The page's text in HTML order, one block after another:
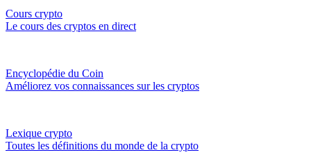
Cours crypto
Le cours des cryptos en direct
Encyclopédie du Coin
Améliorez vos connaissances sur les cryptos
Lexique crypto
Toutes les définitions du monde de la crypto